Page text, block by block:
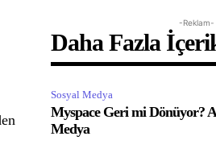
-Reklam-
Daha Fazla
Sosyal Medya
Myspace Geri mi Dönüyor?
Medya